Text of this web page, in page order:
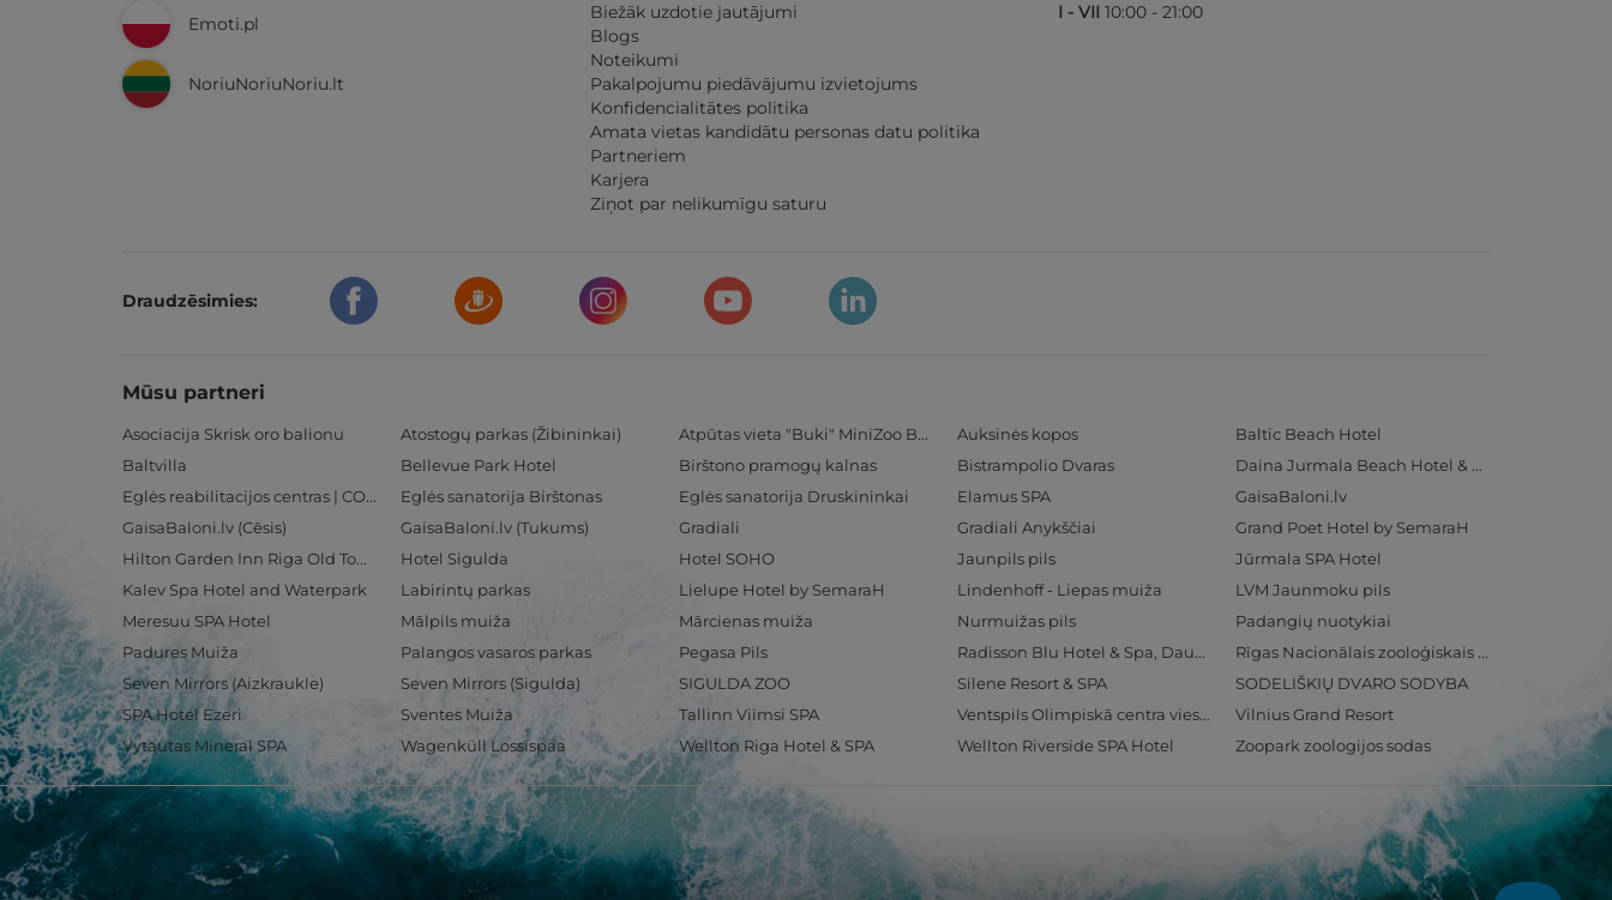
Emoti.pl
NoriuNoriuNoriu.lt
Biežāk uzdotie jautājumi
Blogs
Noteikumi
Pakalpojumu piedāvājumu izvietojums
Konfidencialitātes politika
Amata vietas kandidātu personas datu politika
Partneriem
Karjera
Ziņot par nelikumīgu saturu
I - VII 10:00 - 21:00
Draudzēsimies:
Mūsu partneri
Asociacija Skrisk oro balionu Atostogų parkas (Žibininkai) Atpūtas vieta "Buki" MiniZoo BUKS Auksinės kopos
Baltic Beach Hotel
Baltvilla
Bellevue Park Hotel Birštono pramogų kalnas Bistrampolio Dvaras
Daina Jurmala Beach Hotel & SPA
Eglės reabilitacijos centras | CORE
Eglės sanatorija Birštonas Eglės sanatorija Druskininkai Elamus SPA
GaisaBaloni.lv
GaisaBaloni.lv (Cēsis)
GaisaBaloni.lv (Tukums) Gradiali Gradiali Anykščiai
Grand Poet Hotel by SemaraH
Hilton Garden Inn Riga Old Town
Hotel Sigulda Hotel SOHO Jaunpils pils
Jūrmala SPA Hotel
Kalev Spa Hotel and Waterpark
Labirintų parkas Lielupe Hotel by SemaraH Lindenhoff - Liepas muiža
LVM Jaunmoku pils
Meresuu SPA Hotel
Mālpils muiža Mārcienas muiža Nurmuižas pils
Padangių nuotykiai
Padures Muiža
Palangos vasaros parkas Pegasa Pils Radisson Blu Hotel & Spa, Daugava Riga
Rīgas Nacionālais zooloģiskais dārzs
Seven Mirrors (Aizkraukle)
Seven Mirrors (Sigulda) SIGULDA ZOO Silene Resort & SPA
SODELIŠKIŲ DVARO SODYBA
SPA Hotel Ezeri
Sventes Muiža Tallinn Viimsi SPA Ventspils Olimpiskā centra viesnīca
Vilnius Grand Resort
Vytautas Mineral SPA
Wagenküll Lossispaa Wellton Riga Hotel & SPA Wellton Riverside SPA Hotel Zoopark zoologijos sodas